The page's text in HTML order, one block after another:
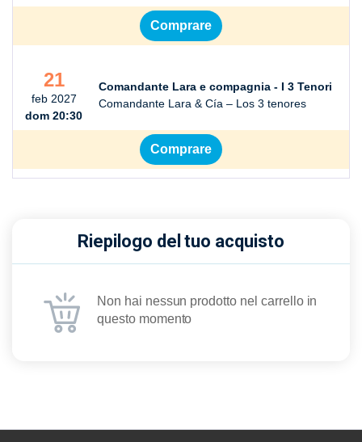
Comprare
21
feb 2027
dom 20:30
Comandante Lara e compagnia - I 3 Tenori
Comandante Lara & Cía – Los 3 tenores
Comprare
Riepilogo del tuo acquisto
Non hai nessun prodotto nel carrello in
questo momento